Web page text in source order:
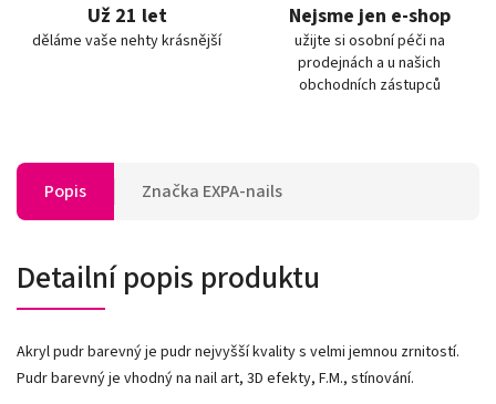
Už 21 let
děláme vaše nehty krásnější
Nejsme jen e-shop
užijte si osobní péči na
prodejnách a u našich
obchodních zástupců
Popis Značka EXPA-nails
Detailní popis produktu
Akryl pudr barevný je pudr nejvyšší kvality s velmi jemnou zrnitostí.
Pudr barevný je vhodný na nail art, 3D efekty, F.M., stínování.